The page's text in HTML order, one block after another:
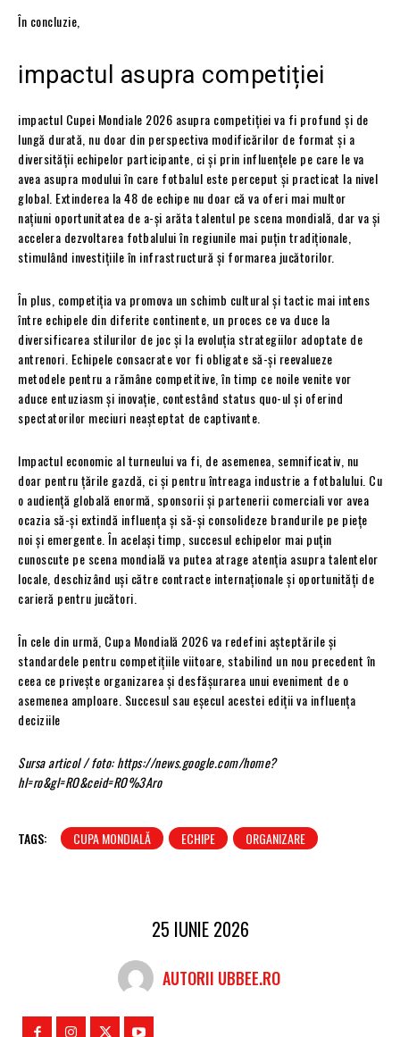
În concluzie,
impactul asupra competiției
impactul Cupei Mondiale 2026 asupra competiției va fi profund și de
lungă durată, nu doar din perspectiva modificărilor de format și a
diversității echipelor participante, ci și prin influențele pe care le va
avea asupra modului în care fotbalul este perceput și practicat la nivel
global. Extinderea la 48 de echipe nu doar că va oferi mai multor
națiuni oportunitatea de a-și arăta talentul pe scena mondială, dar va și
accelera dezvoltarea fotbalului în regiunile mai puțin tradiționale,
stimulând investițiile în infrastructură și formarea jucătorilor.
În plus, competiția va promova un schimb cultural și tactic mai intens
între echipele din diferite continente, un proces ce va duce la
diversificarea stilurilor de joc și la evoluția strategiilor adoptate de
antrenori. Echipele consacrate vor fi obligate să-și reevalueze
metodele pentru a rămâne competitive, în timp ce noile venite vor
aduce entuziasm și inovație, contestând status quo-ul și oferind
spectatorilor meciuri neașteptat de captivante.
Impactul economic al turneului va fi, de asemenea, semnificativ, nu
doar pentru țările gazdă, ci și pentru întreaga industrie a fotbalului. Cu
o audiență globală enormă, sponsorii și partenerii comerciali vor avea
ocazia să-și extindă influența și să-și consolideze brandurile pe piețe
noi și emergente. În același timp, succesul echipelor mai puțin
cunoscute pe scena mondială va putea atrage atenția asupra talentelor
locale, deschizând uși către contracte internaționale și oportunități de
carieră pentru jucători.
În cele din urmă, Cupa Mondială 2026 va redefini așteptările și
standardele pentru competițiile viitoare, stabilind un nou precedent în
ceea ce privește organizarea și desfășurarea unui eveniment de o
asemenea amploare. Succesul sau eșecul acestei ediții va influența
deciziile
Sursa articol / foto: https://news.google.com/home?
hl=ro&gl=RO&ceid=RO%3Aro
TAGS: CUPA MONDIALĂ ECHIPE ORGANIZARE
25 IUNIE 2026
AUTORII UBBEE.RO